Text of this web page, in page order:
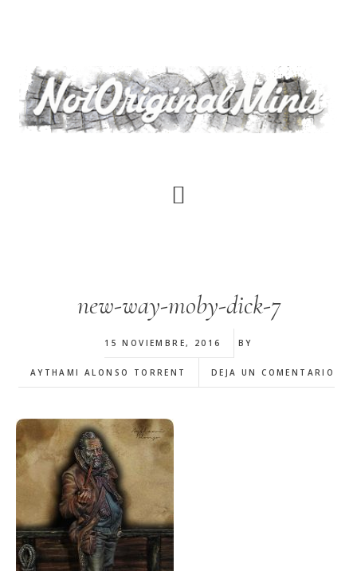
principal
new-way-moby-dick-7
15 NOVIEMBRE, 2016 BY
AYTHAMI ALONSO TORRENT DEJA UN COMENTARIO